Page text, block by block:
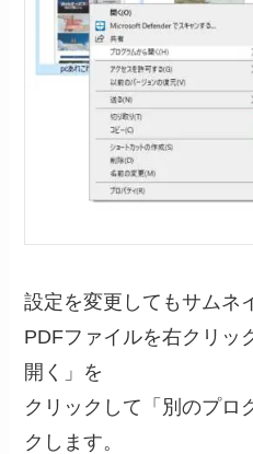
設定を変更してもサムネ
PDFファイルを右クリッ
開く」を
クリックして「別のプロ
クします。